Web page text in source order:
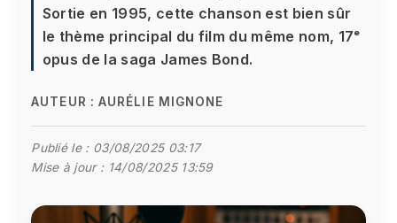
Sortie en 1995, cette chanson est bien sûr
le thème principal du film du même nom, 17ᵉ
opus de la saga James Bond.
AUTEUR : AURÉLIE MIGNONE
Publié le : 03/08/2025 03:17
Mise à jour : 14/08/2025 13:59